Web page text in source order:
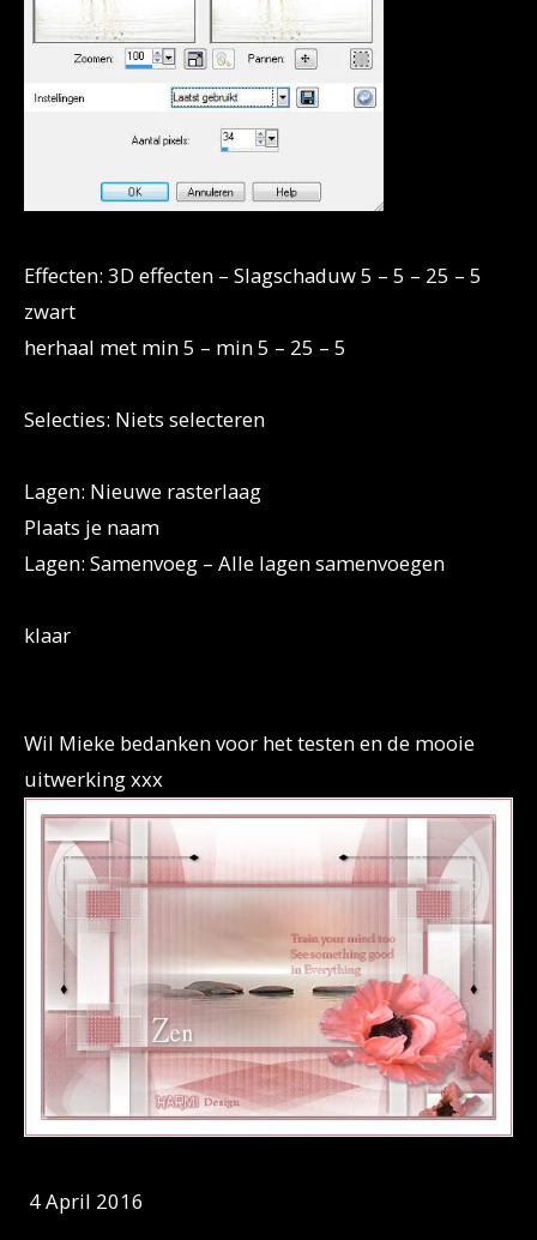
Effecten: 3D effecten – Slagschaduw 5 – 5 – 25 – 5
zwart
herhaal met min 5 – min 5 – 25 – 5
Selecties: Niets selecteren
Lagen: Nieuwe rasterlaag
Plaats je naam
Lagen: Samenvoeg – Alle lagen samenvoegen
klaar
Wil Mieke bedanken voor het testen en de mooie
uitwerking xxx
4 April 2016